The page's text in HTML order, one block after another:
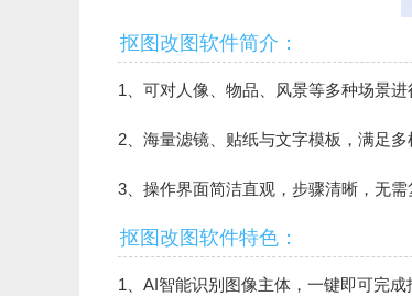
抠图改图软件简介：
1、可对人像、物品、风景等多种场景
2、海量滤镜、贴纸与文字模板，满足多
3、操作界面简洁直观，步骤清晰，无需
抠图改图软件特色：
1、AI智能识别图像主体，一键即可完